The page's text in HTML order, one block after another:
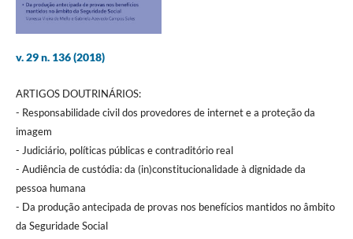
v. 29 n. 136 (2018)
ARTIGOS DOUTRINÁRIOS:
- Responsabilidade civil dos provedores de internet e a proteção da
imagem
- Judiciário, políticas públicas e contraditório real
- Audiência de custódia: da (in)constitucionalidade à dignidade da
pessoa humana
- Da produção antecipada de provas nos benefícios mantidos no âmbito
da Seguridade Social